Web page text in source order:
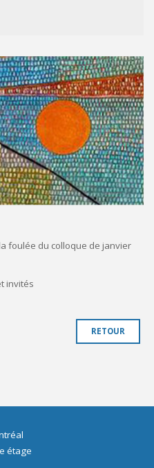
la foulée du colloque de janvier
invités
RETOUR
étage